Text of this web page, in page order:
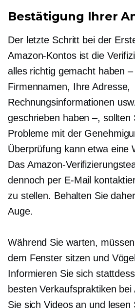
Bestätigung Ihrer
Der letzte Schritt bei der
Amazon-Kontos ist die
alles richtig gemacht haben
Firmennamen, Ihre Adresse,
Rechnungsinformationen
geschrieben haben –, sollten
Probleme mit der
Überprüfung kann etwa eine
Das Amazon-
dennoch per E-Mail
zu stellen. Behalten Sie
Auge.
Während Sie warten,
dem Fenster sitzen und
Informieren Sie sich
besten Verkaufspraktiken
Sie sich Videos an und lesen